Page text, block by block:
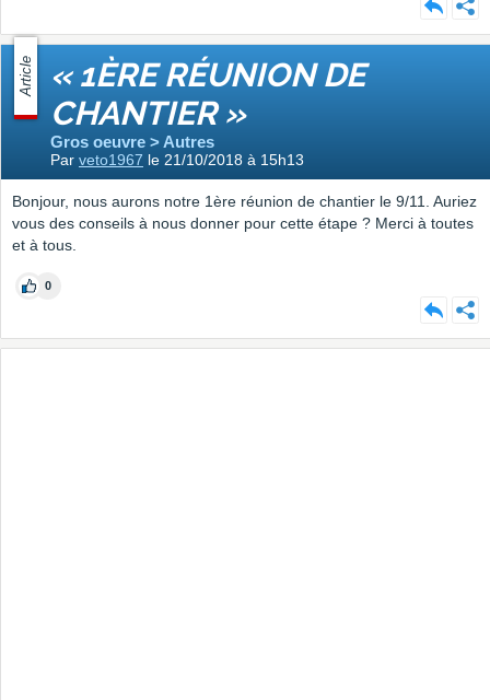
Article « 1ÈRE RÉUNION DE
CHANTIER »
Gros oeuvre > Autres
Par veto1967 le 21/10/2018 à 15h13
Bonjour, nous aurons notre 1ère réunion de chantier le 9/11. Auriez
vous des conseils à nous donner pour cette étape ? Merci à toutes
et à tous.
0